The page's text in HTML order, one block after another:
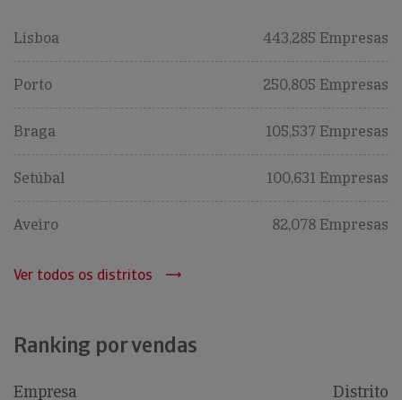
Lisboa 443,285 Empresas
Porto 250,805 Empresas
Braga 105,537 Empresas
Setúbal 100,631 Empresas
Aveiro 82,078 Empresas
Ver todos os distritos
Ranking por vendas
Empresa Distrito